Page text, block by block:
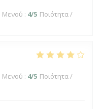
Μενού : 4/5 Ποιότητα /
Μενού : 4/5 Ποιότητα /